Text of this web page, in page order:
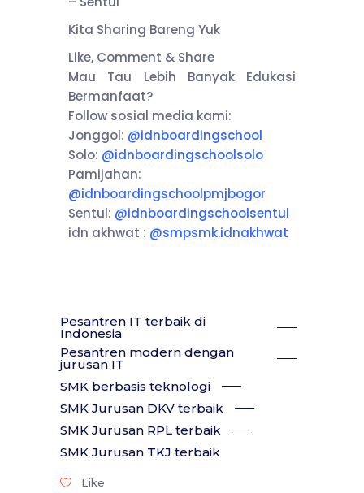
Kita Sharing Bareng Yuk
Like, Comment & Share
Mau Tau Lebih Banyak Edukasi
Bermanfaat?
Follow sosial media kami:
Jonggol: @idnboardingschool
Solo: @idnboardingschoolsolo
Pamijahan:
@idnboardingschoolpmjbogor
Sentul: @idnboardingschoolsentul
idn akhwat : @smpsmk.idnakhwat
Pesantren IT terbaik di
Indonesia
Pesantren modern dengan
jurusan IT
SMK berbasis teknologi
SMK Jurusan DKV terbaik
SMK Jurusan RPL terbaik
SMK Jurusan TKJ terbaik
Like